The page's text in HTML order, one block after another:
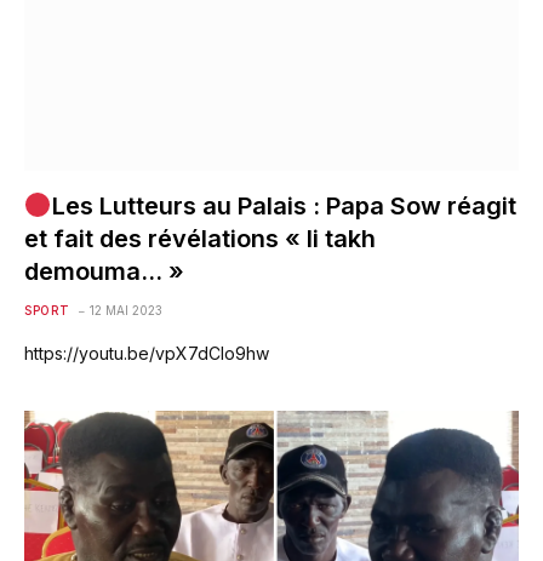
Les Lutteurs au Palais : Papa Sow réagit
et fait des révélations « li takh
demouma… »
SPORT 12 MAI 2023
https://youtu.be/vpX7dCIo9hw